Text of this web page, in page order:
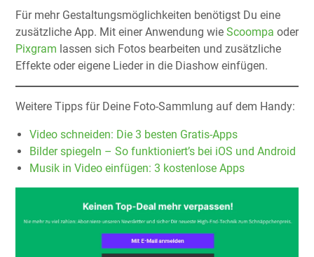
Für mehr Gestaltungsmöglichkeiten benötigst Du eine
zusätzliche App. Mit einer Anwendung wie Scoompa oder
Pixgram lassen sich Fotos bearbeiten und zusätzliche
Effekte oder eigene Lieder in die Diashow einfügen.
Weitere Tipps für Deine Foto-Sammlung auf dem Handy:
Video schneiden: Die 3 besten Gratis-Apps
Bilder spiegeln – So funktioniert’s bei iOS und Android
Musik in Video einfügen: 3 kostenlose Apps